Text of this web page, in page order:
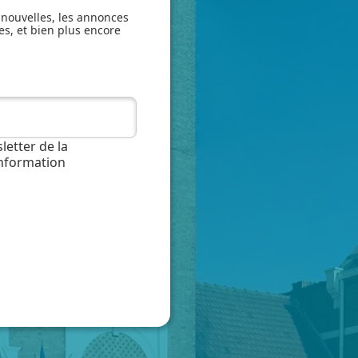
les annonces
et bien plus encore
de la